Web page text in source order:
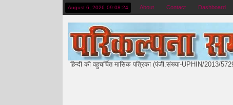
August 6, 2026 09:08:25 About Contact Dashboard
हिन्दी की वहुचर्चित मासिक पत्रिका (पंजी.संख्या-UPHIN/2013/